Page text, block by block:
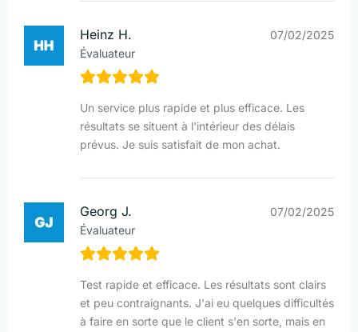
Heinz H.
Évaluateur
07/02/2025
Un service plus rapide et plus efficace. Les
résultats se situent à l'intérieur des délais
prévus. Je suis satisfait de mon achat.
Georg J.
Évaluateur
07/02/2025
Test rapide et efficace. Les résultats sont clairs
et peu contraignants. J'ai eu quelques difficultés
à faire en sorte que le client s'en sorte, mais en